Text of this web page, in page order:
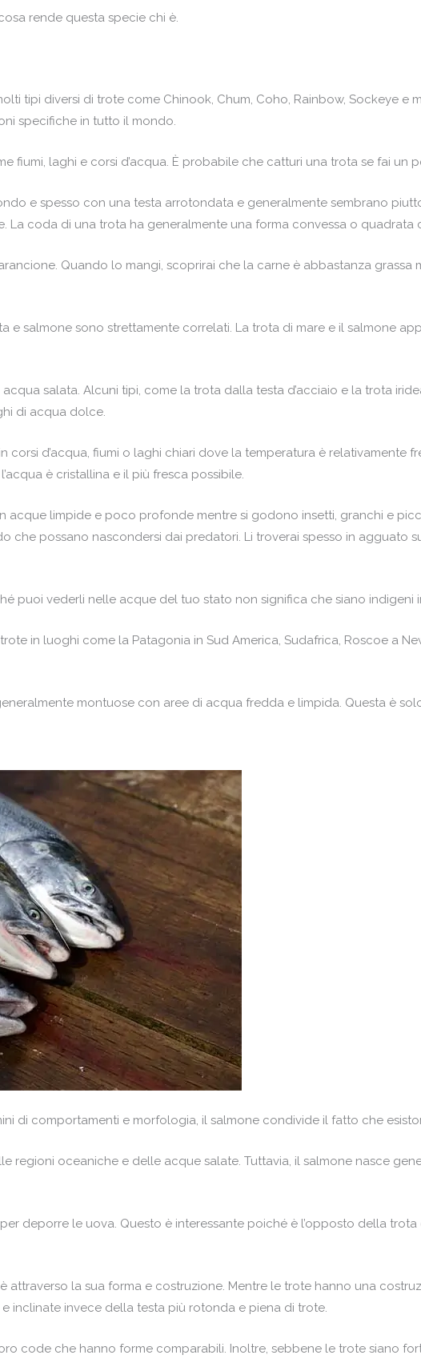
rende questa specie chi è.
tipi diversi di trote come Chinook, Chum, Coho, Rainbow, Sockeye e
specifiche in tutto il mondo.
fiumi, laghi e corsi d’acqua. È probabile che catturi una trota se fai un
e spesso con una testa arrotondata e generalmente sembrano
La coda di una trota ha generalmente una forma convessa o quadrata
Quando lo mangi, scoprirai che la carne è abbastanza grassa
e salmone sono strettamente correlati. La trota di mare e il salmone
salata. Alcuni tipi, come la trota dalla testa d’acciaio e la trota
di acqua dolce.
corsi d’acqua, fiumi o laghi chiari dove la temperatura è relativamente
è cristallina e il più fresca possibile.
acque limpide e poco profonde mentre si godono insetti, granchi e
che possano nascondersi dai predatori. Li troverai spesso in agguato
puoi vederli nelle acque del tuo stato non significa che siano indigeni
in luoghi come la Patagonia in Sud America, Sudafrica, Roscoe a
montuose con aree di acqua fredda e limpida. Questa è
di comportamenti e morfologia, il salmone condivide il fatto che
regioni oceaniche e delle acque salate. Tuttavia, il salmone nasce
deporre le uova. Questo è interessante poiché è l’opposto della
attraverso la sua forma e costruzione. Mentre le trote hanno una
inclinate invece della testa più rotonda e piena di trote.
code che hanno forme comparabili. Inoltre, sebbene le trote siano